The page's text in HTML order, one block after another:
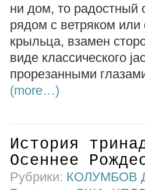
ни дом, то
рядом с ветряком
крыльца, взамен
виде классического
прорезанными
(more…)
История
Осеннее
Рубрики: КОЛУМБОВ